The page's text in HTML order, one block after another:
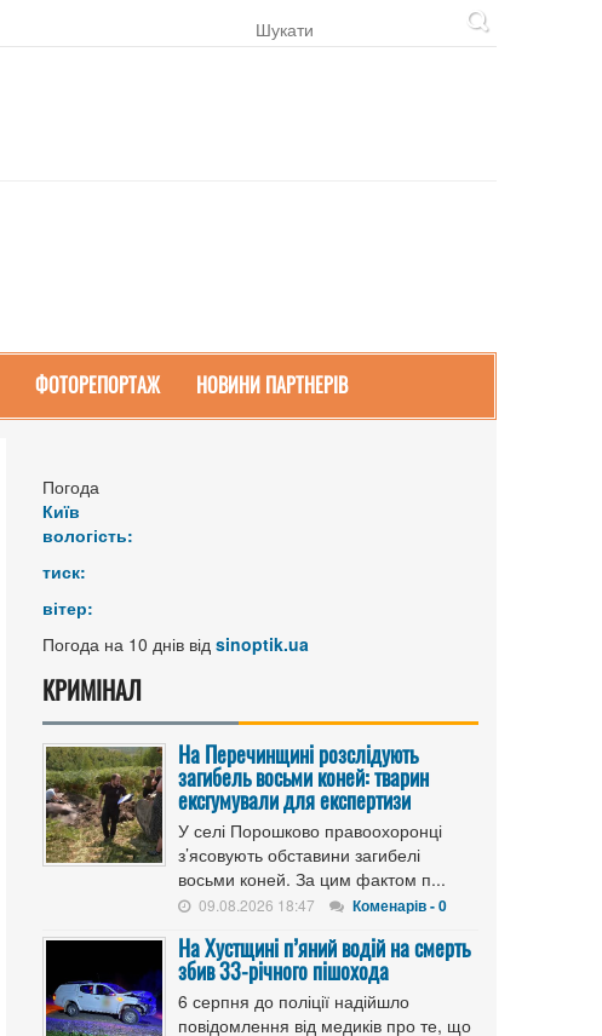
ФОТОРЕПОРТАЖ НОВИНИ ПАРТНЕРІВ
Погода
Київ
вологість:
тиск:
вітер:
Погода на 10 днів від sinoptik.ua
КРИМІНАЛ
На Перечинщині розслідують
загибель восьми коней: тварин
ексгумували для експертизи
У селі Порошково правоохоронці
з’ясовують обставини загибелі
восьми коней. За цим фактом п...
09.08.2026 18:47 Коменарів - 0
На Хустщині п’яний водій на смерть
збив 33-річного пішохода
6 серпня до поліції надійшло
повідомлення від медиків про те, що